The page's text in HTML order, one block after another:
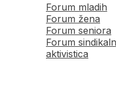
Forum mladih
Forum žena
Forum seniora
Forum
aktivistica